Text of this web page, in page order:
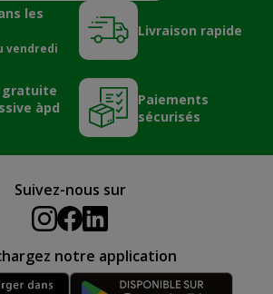
les
vendredi
Livraison rapide
gratuite
àpd
Paiements
sécurisés
Suivez-nous sur
notre application